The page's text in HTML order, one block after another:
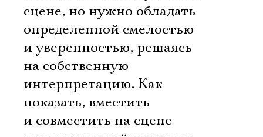
сцене, но нужно обладать
определенной смелостью
и уверенностью, решаясь
на собственную
интерпретацию. Как
показать, вместить
и совместить на сцене